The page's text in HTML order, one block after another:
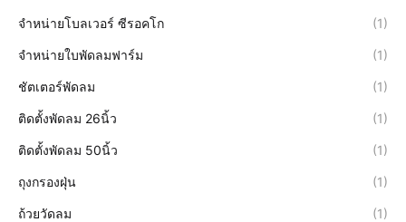
จำหน่ายโบลเวอร์ ซีรอคโก (1)
จำหน่ายใบพัดลมฟาร์ม (1)
ชัตเตอร์พัดลม (1)
ติดตั้งพัดลม 26นิ้ว (1)
ติดตั้งพัดลม 50นิ้ว (1)
ถุงกรองฝุ่น (1)
ถ้วยวัดลม (1)